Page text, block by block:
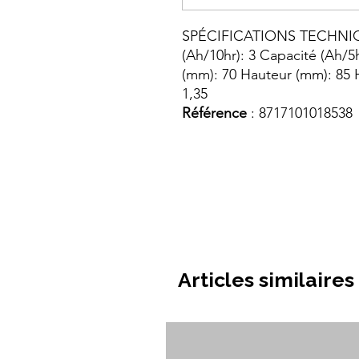
SPÉCIFICATIONS
(Ah/10hr): 3 Capacité (Ah/
(mm): 70 Hauteur (mm):
1,35
Référence : 8717101018538
Articles similaires